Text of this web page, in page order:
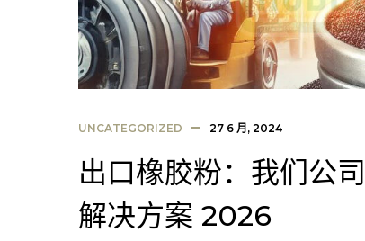
UNCATEGORIZED 27 6 月, 2024
出口橡胶粉：我们公
解决方案 2026